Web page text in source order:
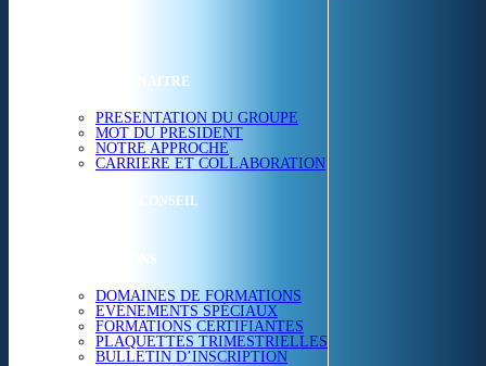
NOUS CONNAITRE
PRESENTATION DU GROUPE
MOT DU PRESIDENT
NOTRE APPROCHE
CARRIERE ET COLLABORATION
ETUDES & CONSEIL
FORMATIONS
DOMAINES DE FORMATIONS
EVÉNEMENTS SPÉCIAUX
FORMATIONS CERTIFIANTES
PLAQUETTES TRIMESTRIELLES
BULLETIN D’INSCRIPTION